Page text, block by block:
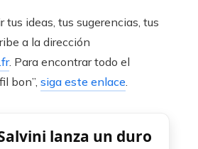
tus ideas, tus sugerencias, tus
a la dirección
. Para encontrar todo el
bon”, siga este enlace.
lanza un duro